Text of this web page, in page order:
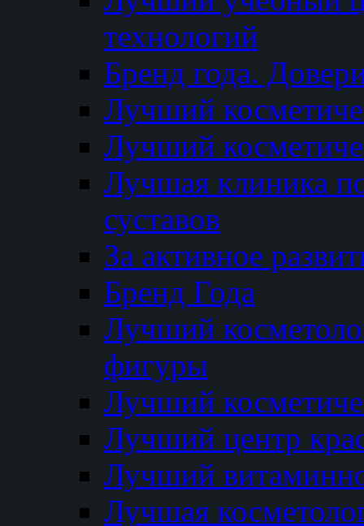
технологий
Бренд года.
Лучший
Лучший
Лучшая клиника
суставов
За активное
Бренд Года
Лучший
фигуры
Лучший
Лучший центр
Лучший
Лучшая